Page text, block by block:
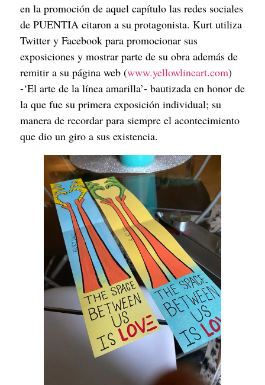
en la promoción de aquel capítulo las redes sociales
de PUENTIA citaron a su protagonista. Kurt utiliza
Twitter y Facebook para promocionar sus
exposiciones y mostrar parte de su obra además de
remitir a su página web (www.yellowlineart.com)
-‘El arte de la línea amarilla’- bautizada en honor de
la que fue su primera exposición individual; su
manera de recordar para siempre el acontecimiento
que dio un giro a sus existencia.